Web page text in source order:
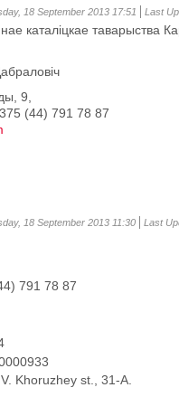
18 September 2013 17:51 Last
каталіцкае таварыства
9,
(44) 791 78 87
18 September 2013 11:30 Last
791 78 87
Khoruzhey st., 31-A.